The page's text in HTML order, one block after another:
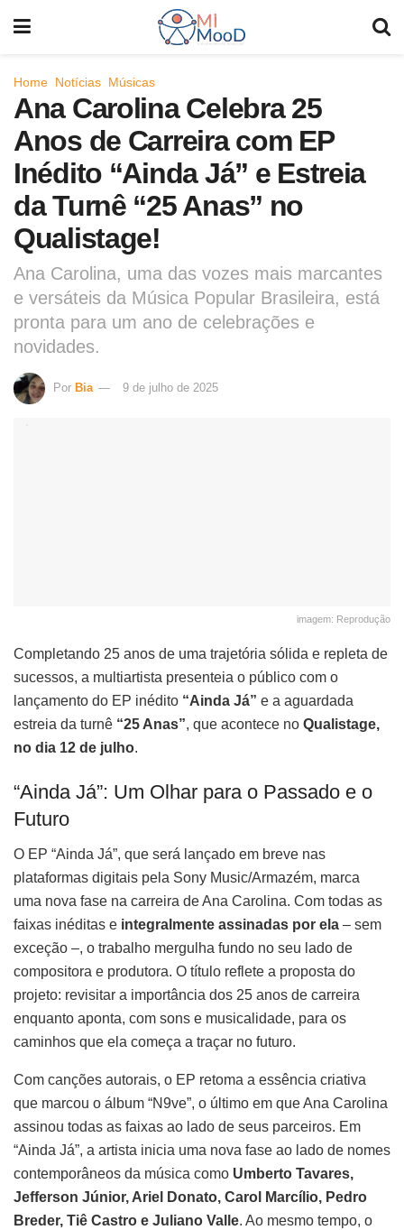
Home Notícias Músicas
Ana Carolina Celebra 25
Anos de Carreira com EP
Inédito “Ainda Já” e Estreia
da Turnê “25 Anas” no
Qualistage!
Ana Carolina, uma das vozes mais marcantes
e versáteis da Música Popular Brasileira, está
pronta para um ano de celebrações e
novidades.
Por Bia 9 de julho de 2025
imagem: Reprodução
Completando 25 anos de uma trajetória sólida e repleta de
sucessos, a multiartista presenteia o público com o
lançamento do EP inédito “Ainda Já” e a aguardada
estreia da turnê “25 Anas”, que acontece no Qualistage,
no dia 12 de julho.
“Ainda Já”: Um Olhar para o Passado e o
Futuro
O EP “Ainda Já”, que será lançado em breve nas
plataformas digitais pela Sony Music/Armazém, marca
uma nova fase na carreira de Ana Carolina. Com todas as
faixas inéditas e integralmente assinadas por ela – sem
exceção –, o trabalho mergulha fundo no seu lado de
compositora e produtora. O título reflete a proposta do
projeto: revisitar a importância dos 25 anos de carreira
enquanto aponta, com sons e musicalidade, para os
caminhos que ela começa a traçar no futuro.
Com canções autorais, o EP retoma a essência criativa
que marcou o álbum “N9ve”, o último em que Ana Carolina
assinou todas as faixas ao lado de seus parceiros. Em
“Ainda Já”, a artista inicia uma nova fase ao lado de nomes
contemporâneos da música como Umberto Tavares,
Jefferson Júnior, Ariel Donato, Carol Marcílio, Pedro
Breder, Tiê Castro e Juliano Valle. Ao mesmo tempo, o